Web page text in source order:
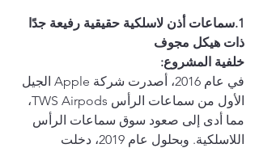
1.سماعات أذن لاسلكية حقيقية رفيعة جدًا
ذات هيكل مجوف
خلفية المشروع:
في عام 2016، أصدرت شركة Apple الجيل
الأول من سماعات الرأس TWS Airpods،
مما أدى إلى صعود سوق سماعات الرأس
اللاسلكية. وبحلول عام 2019، دخلت